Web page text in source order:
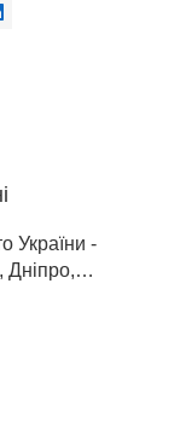
України -
Дніпро,
Рівне,